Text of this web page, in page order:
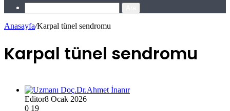
Anasayfa/Karpal tünel sendromu
Karpal tünel sendromu
Editor8 Ocak 2026
0 19